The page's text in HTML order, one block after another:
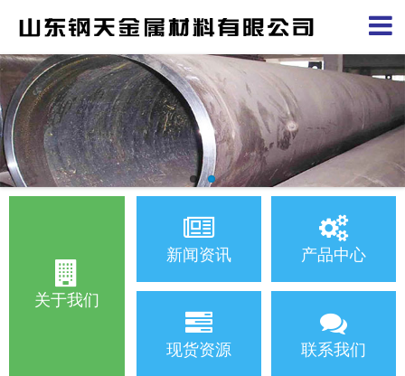
关于我们
新闻资讯 产品中心
现货资源 联系我们